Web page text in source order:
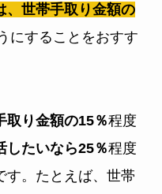
、世帯手取り金額の
にすることをおすす
取り金額の15％程度
したいなら25％程度
す。たとえば、世帯